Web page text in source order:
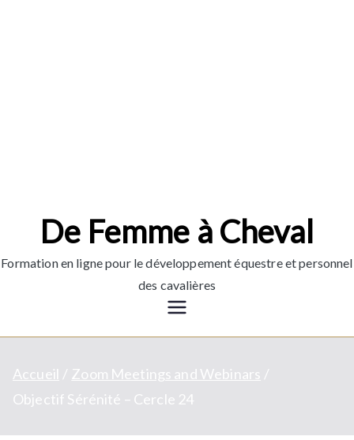
De Femme à Cheval
Formation en ligne pour le développement équestre et personnel
des cavalières
Accueil
Zoom Meetings and Webinars
Objectif Sérénité – Cercle 24